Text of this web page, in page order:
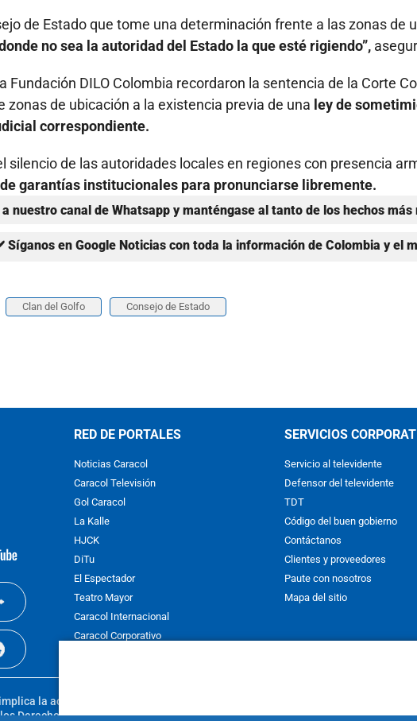
de Estado que tome una determinación frente a las zonas de
no sea la autoridad del Estado la que esté rigiendo”,
Fundación DILO Colombia recordaron la sentencia de la Corte
zonas de ubicación a la existencia previa de una ley de
correspondiente.
silencio de las autoridades locales en regiones con presencia
garantías institucionales para pronunciarse libremente.
a nuestro canal de Whatsapp y manténgase al tanto de los hechos más
Síganos en Google Noticias con toda la información de Colombia y el
Clan del Golfo Consejo de Estado
youtube-
RED DE PORTALES
Noticias Caracol
Caracol Televisión
Gol Caracol
La Kalle
HJCK
DiTu
El Espectador
Teatro Mayor
Caracol Internacional
Caracol Corporativo
SERVICIOS
Servicio al televidente
Defensor del televidente
TDT
Código del buen gobierno
Contáctanos
Clientes y proveedores
Paute con nosotros
Mapa del sitio
la aceptación de los
Derechos Reservados D.R.A. Prohibida su reproducción total o parcial, así